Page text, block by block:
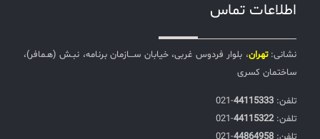
اطلاعات تماس
نشانی:تهران، بلوار فردوس غربی، خیابان ســـازمان برنامه، نبـش (هـمافر)،
ساختمان کسری
تلفن:‌ 44115333
-021
تلفن:‌44115322
-021